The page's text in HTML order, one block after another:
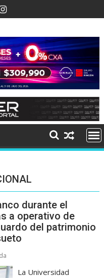
durante el
a operativo de
del patrimonio
La Universidad